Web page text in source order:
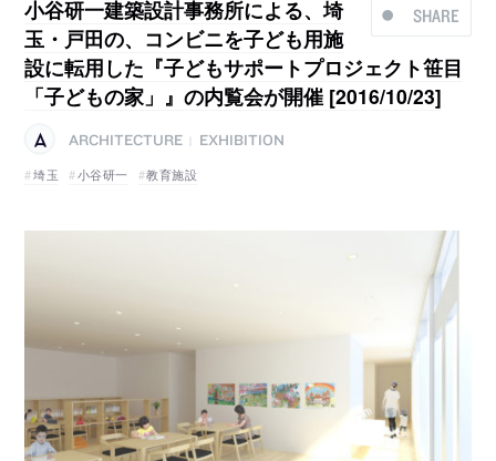
SHARE
小谷研一建築設計事務所による、埼
玉・戸田の、コンビニを子ども用施
設に転用した『子どもサポートプロジェクト笹目
「子どもの家」』の内覧会が開催 [2016/10/23]
ARCHITECTURE
EXHIBITION
埼玉
小谷研一 教育施設